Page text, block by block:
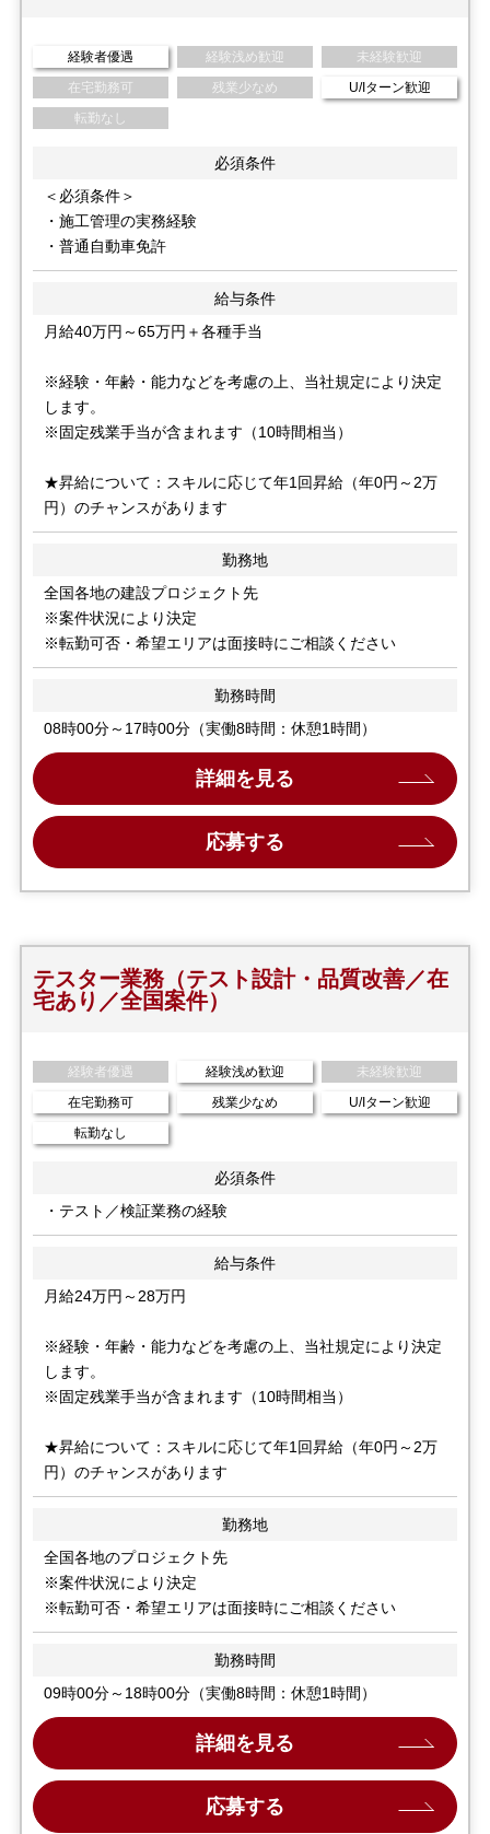
経験者優遇 経験浅め歓迎
未経験歓迎
在宅勤務可
残業少なめ
U/Iターン歓迎
転勤なし
必須条件
＜必須条件＞
・施工管理の実務経験
・普通自動車免許
給与条件
月給40万円～65万円＋各種手当
※経験・年齢・能力などを考慮の上、当社規定により決定
します。
※固定残業手当が含まれます（10時間相当）
★昇給について：スキルに応じて年1回昇給（年0円～2万
円）のチャンスがあります
勤務地
全国各地の建設プロジェクト先
※案件状況により決定
※転勤可否・希望エリアは面接時にご相談ください
勤務時間
08時00分～17時00分（実働8時間：休憩1時間）
詳細を見る
応募する
テスター業務（テスト設計・品質改善／在
宅あり／全国案件）
経験者優遇 経験浅め歓迎
未経験歓迎
在宅勤務可
残業少なめ
U/Iターン歓迎
転勤なし
必須条件
・テスト／検証業務の経験
給与条件
月給24万円～28万円
※経験・年齢・能力などを考慮の上、当社規定により決定
します。
※固定残業手当が含まれます（10時間相当）
★昇給について：スキルに応じて年1回昇給（年0円～2万
円）のチャンスがあります
勤務地
全国各地のプロジェクト先
※案件状況により決定
※転勤可否・希望エリアは面接時にご相談ください
勤務時間
09時00分～18時00分（実働8時間：休憩1時間）
詳細を見る
応募する